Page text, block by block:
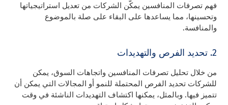
فهم تصرفات المنافسين يمكّن الشركات من تعديل استراتيجياتها
وتحسينها، مما يساعدها على البقاء على صلة بالموضوع
والمنافسة.
2. تحديد الفرص والتهديدات
من خلال تحليل تصرفات المنافسين واتجاهات السوق، يمكن
للشركات تحديد الفرص المحتملة للنمو أو المجالات التي يمكن أن
تتميز فيها. وبالمثل، يمكنها اكتشاف التهديدات الناشئة في وقت